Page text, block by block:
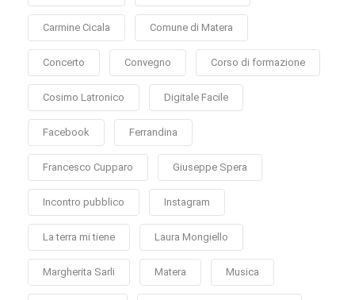
Carmine Cicala Comune di Matera
Concerto Convegno Corso di formazione
Cosimo Latronico Digitale Facile
Facebook Ferrandina
Francesco Cupparo Giuseppe Spera
Incontro pubblico Instagram
La terra mi tiene Laura Mongiello
Margherita Sarli Matera Musica